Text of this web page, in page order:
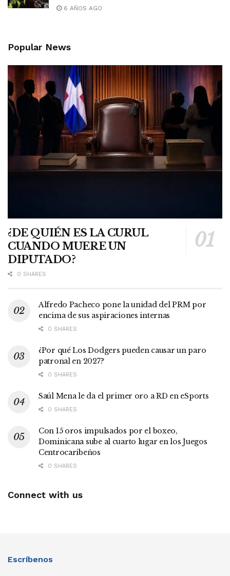
6 AÑOS AGO
Popular News
¿DE QUIÉN ES LA CURUL
CUANDO MUERE UN
DIPUTADO?
0 SHARES
Alfredo Pacheco pone la unidad del PRM por
encima de sus aspiraciones internas
0 SHARES
¿Por qué Los Dodgers pueden causar un paro
patronal en 2027?
0 SHARES
Saúl Mena le da el primer oro a RD en eSports
0 SHARES
Con 15 oros impulsados por el boxeo,
Dominicana sube al cuarto lugar en los Juegos
Centrocaribeños
0 SHARES
Connect with us
Escríbenos